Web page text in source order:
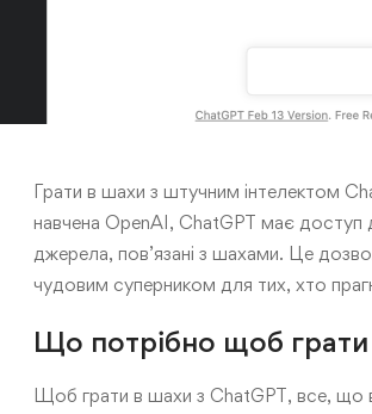
Грати в шахи з штучним інтелектом
навчена OpenAI, ChatGPT має доступ
джерела, пов’язані з шахами. Це
чудовим суперником для тих, хто
Що потрібно щоб
Щоб грати в шахи з ChatGPT, все, що